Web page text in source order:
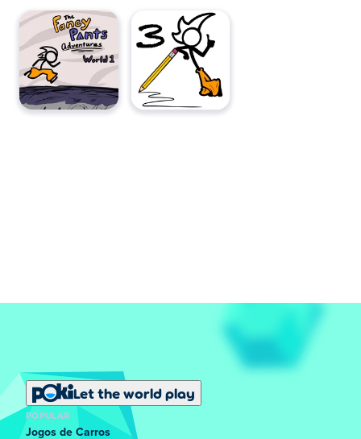
Let the world play
POPULAR
Jogos de Carros